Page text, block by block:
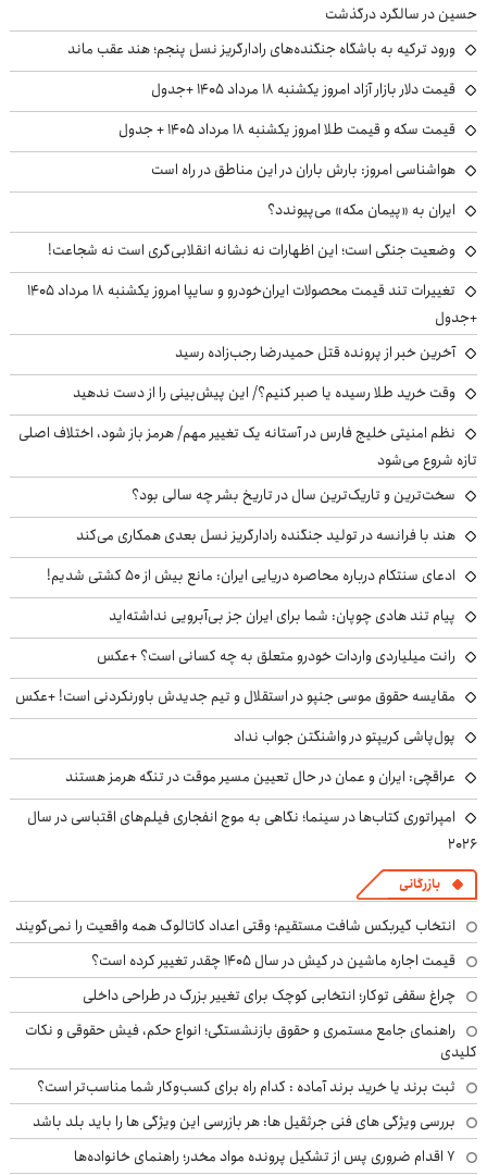
حسین در سالگرد درگذشت
ورود ترکیه به باشگاه جنگنده‌های رادارگریز نسل پنجم؛ هند عقب ماند
قیمت دلار بازار آزاد امروز یکشنبه ۱۸ مرداد ۱۴۰۵ +جدول
قیمت سکه و قیمت طلا امروز یکشنبه ۱۸ مرداد ۱۴۰۵ + جدول
هواشناسی امروز: بارش باران در این مناطق در راه است
ایران به «پیمان مکه» می‌پیوندد؟
وضعیت جنگی است؛ این اظهارات نه نشانه انقلابی‌گری است نه شجاعت!
تغییرات تند قیمت محصولات ایران‌خودرو و سایپا امروز یکشنبه ۱۸ مرداد ۱۴۰۵
+جدول
آخرین خبر از پرونده قتل حمیدرضا رجب‌زاده رسید
وقت خرید طلا رسیده یا صبر کنیم؟/ این پیش‌بینی را از دست ندهید
نظم امنیتی خلیج فارس در آستانه یک تغییر مهم/ هرمز باز شود، اختلاف اصلی
تازه شروع می‌شود
سخت‌ترین و تاریک‌ترین سال در تاریخ بشر چه سالی بود؟
هند با فرانسه در تولید جنگنده رادارگریز نسل بعدی همکاری می‌کند
ادعای سنتکام درباره محاصره دریایی ایران: مانع بیش از ۵۰ کشتی شدیم!
پیام تند هادی چوپان: شما برای ایران جز بی‌آبرویی نداشته‌اید
رانت میلیاردی واردات خودرو متعلق به چه کسانی است؟ +عکس
مقایسه حقوق موسی جنپو در استقلال و تیم جدیدش باورنکردنی است! +عکس
پول‌پاشی کریپتو در واشنگتن جواب نداد
عراقچی: ایران و عمان در حال تعیین مسیر موقت در تنگه هرمز هستند
امپراتوری کتاب‌ها در سینما؛ نگاهی به موج انفجاری فیلم‌های اقتباسی در سال
۲۰۲۶
بازرگانی
انتخاب گیربکس شافت مستقیم؛ وقتی اعداد کاتالوگ همه واقعیت را نمی‌گویند
قیمت اجاره ماشین در کیش در سال ۱۴۰۵ چقدر تغییر کرده است؟
چراغ سقفی توکار؛ انتخابی کوچک برای تغییر بزرگ در طراحی داخلی
راهنمای جامع مستمری و حقوق بازنشستگی؛ انواع حکم، فیش حقوقی و نکات
کلیدی
ثبت برند یا خرید برند آماده : کدام راه برای کسب‌وکار شما مناسب‌تر است؟
بررسی ویژگی های فنی جرثقیل ها: هر بازرسی این ویژگی ها را باید بلد باشد
۷ اقدام ضروری پس از تشکیل پرونده مواد مخدر؛ راهنمای خانواده‌ها